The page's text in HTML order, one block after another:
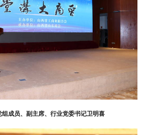
组成员、副主席、行业党委书记卫明喜